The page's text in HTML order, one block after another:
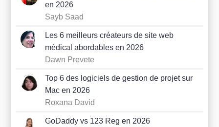
en 2026
Sayb Saad
Les 6 meilleurs créateurs de site web
médical abordables en 2026
Dawn Prevete
Top 6 des logiciels de gestion de projet sur
Mac en 2026
Roxana David
GoDaddy vs 123 Reg en 2026